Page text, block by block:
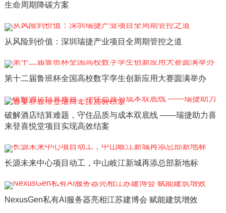
生命周期降碳方案
从风险到价值：深圳瑞捷产业项目全周期管控之道
第十二届鲁班杯全国高校数字孪生创新应用大赛圆满举办
破解酒店结算难题，守住品质与成本双底线 ——瑞捷助力喜
来登喜悦堂项目实现高效结案
长源未来中心项目动工，中山岐江新城再添总部新地标
NexusGen私有AI服务器亮相江苏建博会 赋能建筑增效